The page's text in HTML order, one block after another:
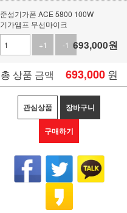
준성기가폰 ACE 5800 100W
기가앰프 무선마이크
+1
-1 693,000원
총 상품 금액 693,000 원
관심상품 장바구니
구매하기